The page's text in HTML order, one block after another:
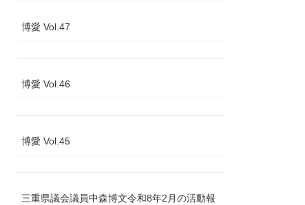
博愛 Vol.47
博愛 Vol.46
博愛 Vol.45
三重県議会議員中森博文令和8年2月の活動報